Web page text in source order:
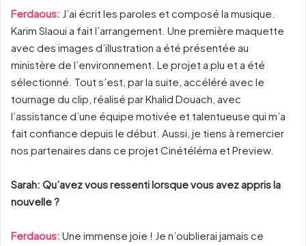
Ferdaous: J’ai écrit les paroles et composé la musique.
Karim Slaoui a fait l’arrangement. Une première maquette
avec des images d’illustration a été présentée au
ministère de l’environnement. Le projet a plu et a été
sélectionné. Tout s’est, par la suite, accéléré avec le
tournage du clip, réalisé par Khalid Douach, avec
l’assistance d’une équipe motivée et talentueuse qui m’a
fait confiance depuis le début. Aussi, je tiens à remercier
nos partenaires dans ce projet Cinétéléma et Preview.
Sarah: Qu’avez vous ressenti lorsque vous avez appris la
nouvelle ?
Ferdaous: Une immense joie ! Je n’oublierai jamais ce